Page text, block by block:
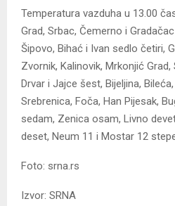
Temperatura vazduha u 13.00
Grad, Srbac, Čemerno i
Šipovo, Bihać i Ivan sedlo četiri,
Zvornik, Kalinovik, Mrkonjić
Drvar i Jajce šest, Bijeljina,
Srebrenica, Foča, Han Pijesak,
sedam, Zenica osam, Livno
deset, Neum 11 i Mostar 12
Foto: srna.rs
Izvor: SRNA